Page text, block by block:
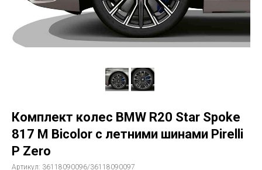
Комплект колес BMW R20 Star Spoke
817 M Bicolor с летними шинами Pirelli
P Zero
Артикул: 36118090096/36118090097